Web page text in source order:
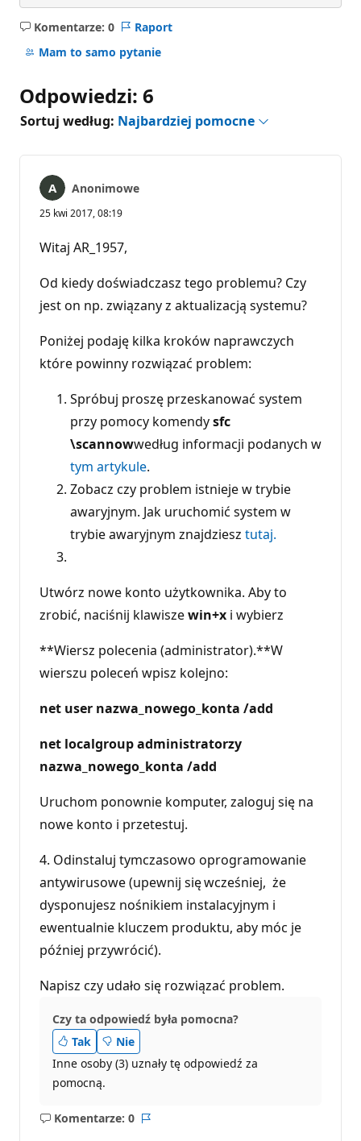
Komentarze: 0
Brak
komentarzy
Raport
Mam to samo pytanie
Odpowiedzi: 6
Sortuj według: Najbardziej pomocne
Anonimowe
25 kwi 2017, 08:19
Witaj AR_1957,
Od kiedy doświadczasz tego problemu? Czy
jest on np. związany z aktualizacją systemu?
Poniżej podaję kilka kroków naprawczych
które powinny rozwiązać problem:
Spróbuj proszę przeskanować system
przy pomocy komendysfc
\scannowwedług informacji podanych w
tym artykule.
Zobacz czy problem istnieje w trybie
awaryjnym. Jak uruchomić system w
trybie awaryjnym znajdziesz tutaj.
Utwórz nowe konto użytkownika. Aby to
zrobić, naciśnij klawiszewin+x i wybierz
**Wiersz polecenia (administrator).**W
wierszu poleceń wpisz kolejno:
net user nazwa_nowego_konta /add
net localgroup administratorzy
nazwa_nowego_konta /add
Uruchom ponownie komputer, zaloguj się na
nowe konto i przetestuj.
4. Odinstaluj tymczasowo oprogramowanie
antywirusowe (upewnij się wcześniej, że
dysponujesz nośnikiem instalacyjnym i
ewentualnie kluczem produktu, aby móc je
później przywrócić).
Napisz czy udało się rozwiązać problem.
Czy ta odpowiedź była pomocna?
Tak
Nie
Inne osoby (3) uznały tę odpowiedź za
pomocną.
Komentarze: 0
Brak